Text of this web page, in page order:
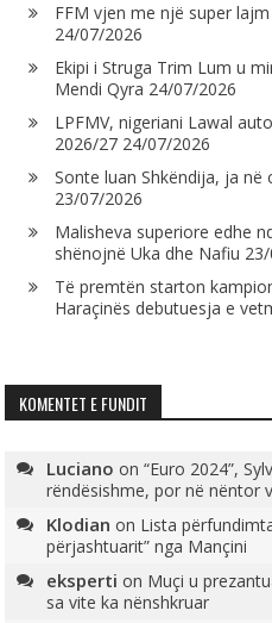
FFM vjen me një super
24/07/2026
Ekipi i Struga Trim Lum u
Mendi Qyra 24/07/2026
LPFMV, nigeriani Lawal
2026/27 24/07/2026
Sonte luan Shkëndija, ja në
23/07/2026
Malisheva superiore edhe
shënojnë Uka dhe Nafiu
Të premtën starton
Haraçinës debutuesja e
KOMENTET E FUNDIT
Luciano on“Euro 2024”,
rëndësishme, por në nëntor
Klodian on Lista
përjashtuarit” nga Mançini
eksperti on Muçi u
sa vite ka nënshkruar